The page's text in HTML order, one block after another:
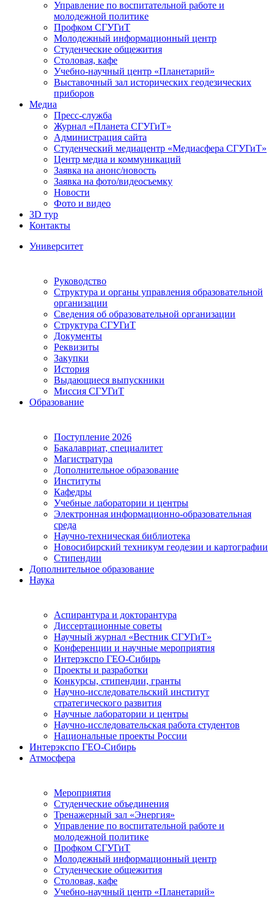
Управление по воспитательной работе и
молодежной политике
Профком СГУГиТ
Молодежный информационный центр
Студенческие общежития
Столовая, кафе
Учебно-научный центр «Планетарий»
Выставочный зал исторических геодезических
приборов
Медиа
Пресс-служба
Журнал «Планета СГУГиТ»
Администрация сайта
Студенческий медиацентр «Медиасфера СГУГиТ»
Центр медиа и коммуникаций
Заявка на анонс/новость
Заявка на фото/видеосъемку
Новости
Фото и видео
3D тур
Контакты
Университет
Руководство
Структура и органы управления образовательной
организации
Сведения об образовательной организации
Структура СГУГиТ
Документы
Реквизиты
Закупки
История
Выдающиеся выпускники
Миссия СГУГиТ
Образование
Поступление 2026
Бакалавриат, специалитет
Магистратура
Дополнительное образование
Институты
Кафедры
Учебные лаборатории и центры
Электронная информационно-образовательная
среда
Научно-техническая библиотека
Новосибирский техникум геодезии и картографии
Стипендии
Дополнительное образование
Наука
Аспирантура и докторантура
Диссертационные советы
Научный журнал «Вестник СГУГиТ»
Конференции и научные мероприятия
Интерэкспо ГЕО-Сибирь
Проекты и разработки
Конкурсы, стипендии, гранты
Научно-исследовательский институт
стратегического развития
Научные лаборатории и центры
Научно-исследовательская работа студентов
Национальные проекты России
Интерэкспо ГЕО-Сибирь
Атмосфера
Мероприятия
Студенческие объединения
Тренажерный зал «Энергия»
Управление по воспитательной работе и
молодежной политике
Профком СГУГиТ
Молодежный информационный центр
Студенческие общежития
Столовая, кафе
Учебно-научный центр «Планетарий»